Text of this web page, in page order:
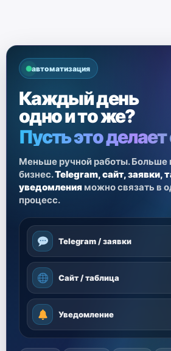
автоматизация
Каждый день
одно и то же?
Пусть это
Меньше ручной работы. Больше
бизнес.Telegram, сайт, заявки,
уведомления можно связать в
процесс.
Telegram / заявки
Сайт / таблица
Уведомление